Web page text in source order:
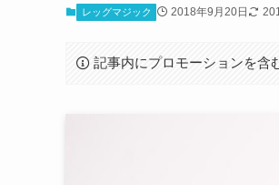
レッグマジック 2018年9月20日
記事内にプロモーションを含